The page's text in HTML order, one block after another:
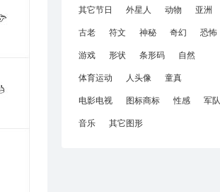
其它节日
外星人 动物
亚洲
古老
符文 神秘 奇幻
恐怖
游戏
形状 条形码
自然
体育运动
人头像
童真
电影电视
图标商标 性感
军队
音乐
其它图形